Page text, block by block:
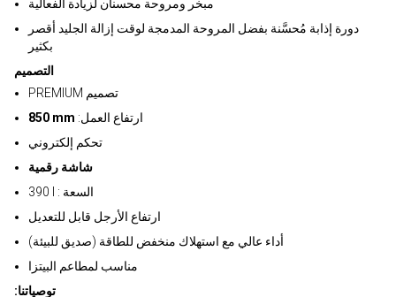
مبخر ومروحة محسنان لزيادة الفعالية
دورة إذابة مُحسَّنة بفضل المروحة المدمجة لوقت إزالة الجليد أقصر
بكثير
التصميم
PREMIUM تصميم
850 mm :ارتفاع العمل
تحكم إلكتروني
شاشة رقمية
390 l : السعة
ارتفاع الأرجل قابل للتعديل
أداء عالي مع استهلاك منخفض للطاقة (صديق للبيئة)
مناسب لمطاعم البيتزا
:توصياتنا